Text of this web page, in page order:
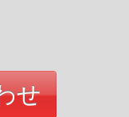
せ